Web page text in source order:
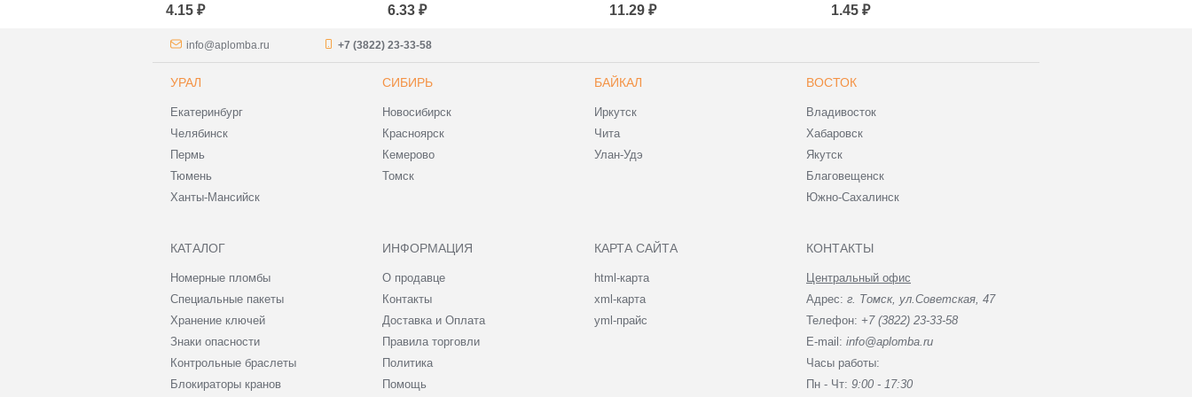
Документации
маркетплейсов)
4.15 ₽
Документации
маркетплейсов)
6.33 ₽
Документации
11.29 ₽
110*210+50к/5 (для
1.45 ₽
info@aplomba.ru +7 (3822) 23-33-58
УРАЛ
Екатеринбург
Челябинск
Пермь
Тюмень
Ханты-Мансийск
СИБИРЬ
Новосибирск
Красноярск
Кемерово
Томск
БАЙКАЛ
Иркутск
Чита
Улан-Удэ
ВОСТОК
Владивосток
Хабаровск
Якутск
Благовещенск
Южно-Сахалинск
КАТАЛОГ
Номерные пломбы
Специальные пакеты
Хранение ключей
Знаки опасности
Контрольные браслеты
Блокираторы кранов
ИНФОРМАЦИЯ
О продавце
Контакты
Доставка и Оплата
Правила торговли
Политика
Помощь
КАРТА САЙТА
html-карта
xml-карта
yml-прайс
КОНТАКТЫ
Центральный офис
Адрес: г. Томск, ул.Советская, 47
Телефон: +7 (3822) 23-33-58
E-mail: info@aplomba.ru
Часы работы:
Пн - Чт: 9:00 - 17:30